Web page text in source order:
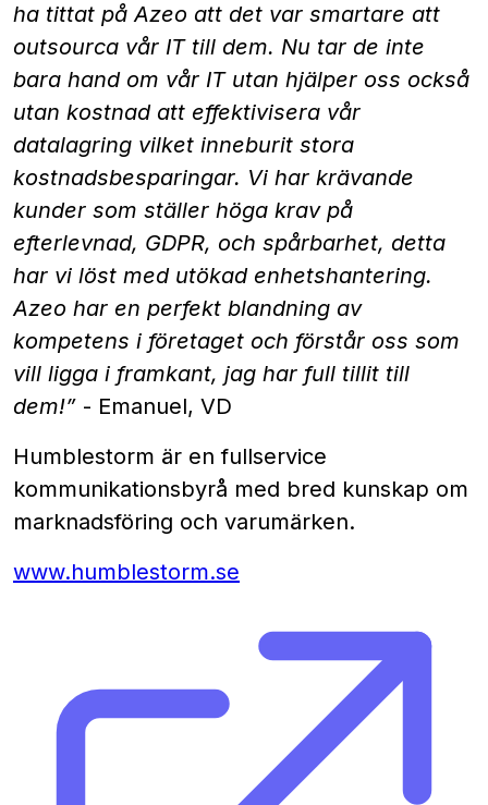
ha tittat på Azeo att det var smartare att
outsourca vår IT till dem. Nu tar de inte
bara hand om vår IT utan hjälper oss också
utan kostnad att effektivisera vår
datalagring vilket inneburit stora
kostnadsbesparingar. Vi har krävande
kunder som ställer höga krav på
efterlevnad, GDPR, och spårbarhet, detta
har vi löst med utökad enhetshantering.
Azeo har en perfekt blandning av
kompetens i företaget och förstår oss som
vill ligga i framkant, jag har full tillit till
dem!” - Emanuel, VD
Humblestorm är en fullservice
kommunikationsbyrå med bred kunskap om
marknadsföring och varumärken.
www.humblestorm.se